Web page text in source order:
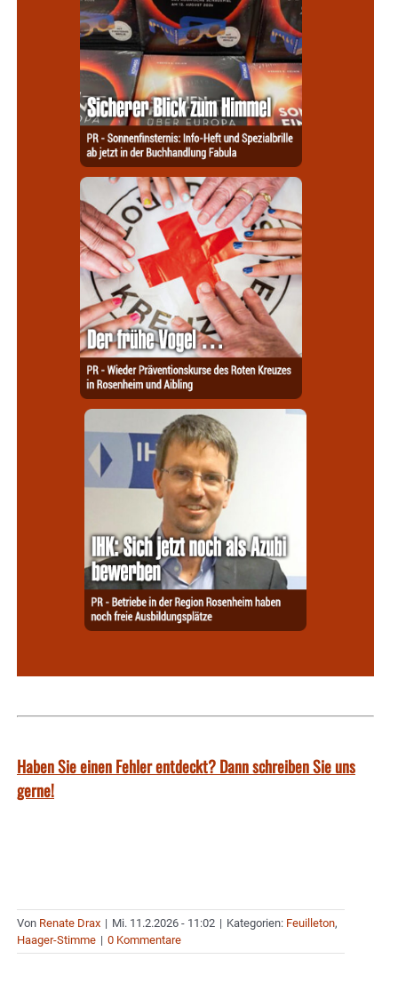
Haben Sie einen Fehler entdeckt? Dann schreiben Sie uns
gerne!
Von Renate Drax | Mi. 11.2.2026 - 11:02 | Kategorien: Feuilleton,
Haager-Stimme | 0 Kommentare